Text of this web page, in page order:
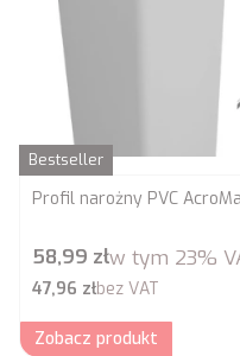
Bestseller
Profil narożny PVC
Cena brutto
58,99 złw tym 23%
Cena netto
47,96 złbez VAT
Zobacz produkt